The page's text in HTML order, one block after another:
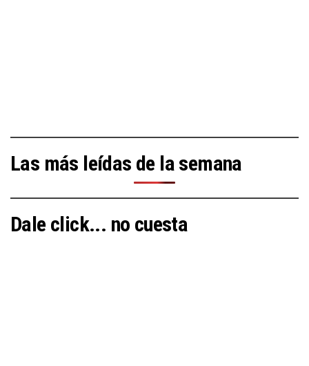
Las más leídas de la semana
Dale click... no cuesta